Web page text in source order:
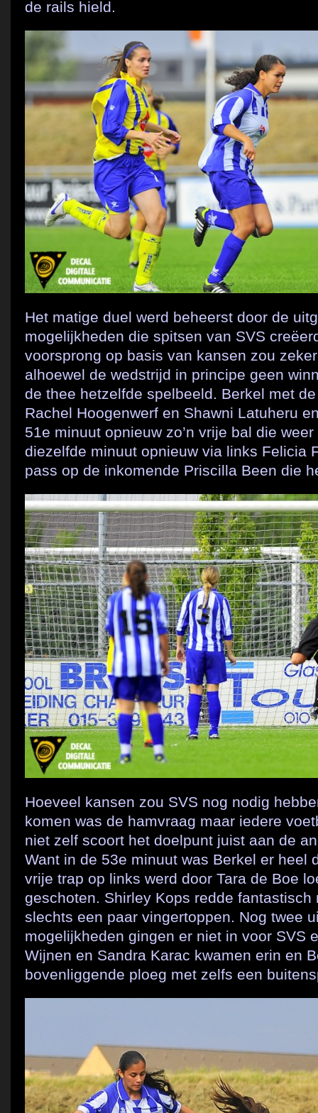
de rails hield.
Het matige duel werd beheerst door de
mogelijkheden die spitsen van SVS
voorsprong op basis van kansen zou
alhoewel de wedstrijd in principe geen
de thee hetzelfde spelbeeld. Berkel met
Rachel Hoogenwerf en Shawni Latuheru
51e minuut opnieuw zo’n vrije bal die
diezelfde minuut opnieuw via links Felicia
pass op de inkomende Priscilla Been die
Hoeveel kansen zou SVS nog nodig
komen was de hamvraag maar iedere
niet zelf scoort het doelpunt juist aan de
Want in de 53e minuut was Berkel er heel
vrije trap op links werd door Tara de Boe
geschoten. Shirley Kops redde fantastisch
slechts een paar vingertoppen. Nog twee
mogelijkheden gingen er niet in voor SVS
Wijnen en Sandra Karac kwamen erin en
bovenliggende ploeg met zelfs een